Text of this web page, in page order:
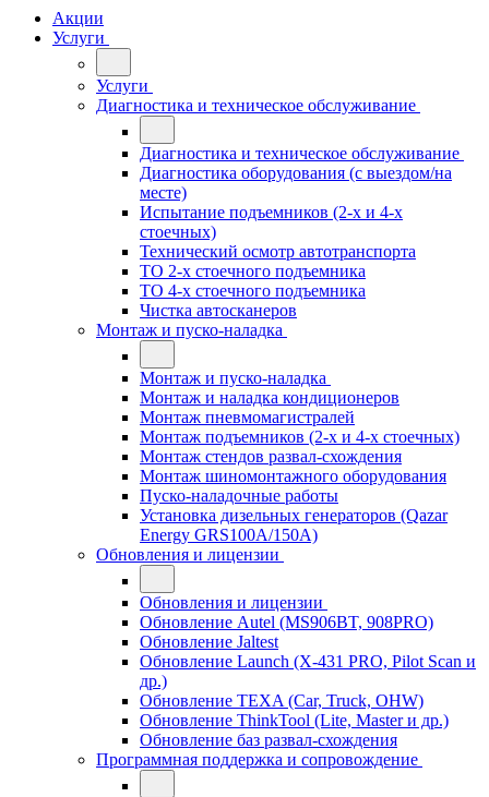
Акции
Услуги
Услуги
Диагностика и техническое обслуживание
Диагностика и техническое обслуживание
Диагностика оборудования (с выездом/на
месте)
Испытание подъемников (2-х и 4-х
стоечных)
Технический осмотр автотранспорта
ТО 2-х стоечного подъемника
ТО 4-х стоечного подъемника
Чистка автосканеров
Монтаж и пуско-наладка
Монтаж и пуско-наладка
Монтаж и наладка кондиционеров
Монтаж пневмомагистралей
Монтаж подъемников (2-х и 4-х стоечных)
Монтаж стендов развал-схождения
Монтаж шиномонтажного оборудования
Пуско-наладочные работы
Установка дизельных генераторов (Qazar
Energy GRS100A/150A)
Обновления и лицензии
Обновления и лицензии
Обновление Autel (MS906BT, 908PRO)
Обновление Jaltest
Обновление Launch (X-431 PRO, Pilot Scan и
др.)
Обновление TEXA (Car, Truck, OHW)
Обновление ThinkTool (Lite, Master и др.)
Обновление баз развал-схождения
Программная поддержка и сопровождение